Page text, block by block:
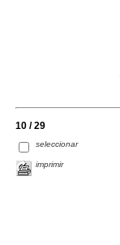
10 / 29
seleccionar
imprimir